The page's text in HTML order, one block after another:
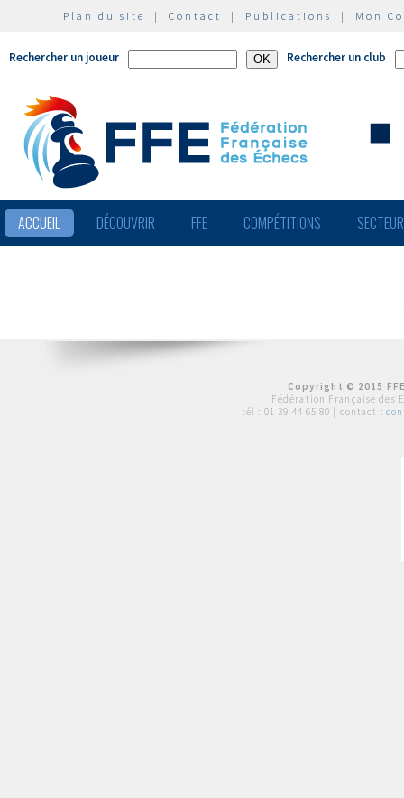
Plan du site | Contact | Publications | Mon
Rechercher un joueur Rechercher un club
ACCUEIL DÉCOUVRIR FFE COMPÉTITIONS
Copyright © 2015
Fédération Française des
tél : 01 39 44 65 80 | contact :